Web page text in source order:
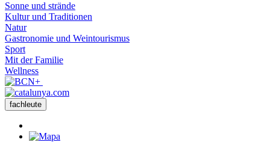
Sonne und strände
Kultur und Traditionen
Natur
Gastronomie und Weintourismus
Sport
Mit der Familie
Wellness
fachleute